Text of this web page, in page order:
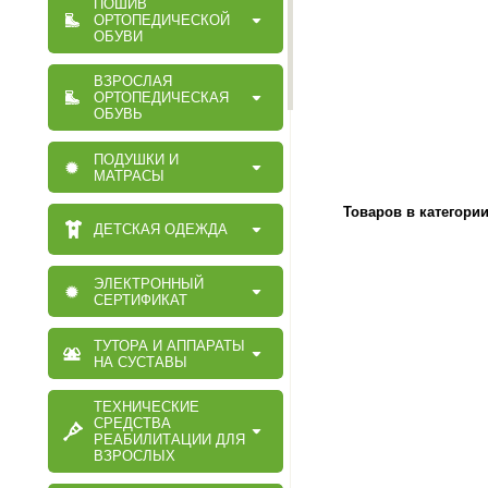
ПОШИВ
ОРТОПЕДИЧЕСКОЙ
ОБУВИ
ВЗРОСЛАЯ
ОРТОПЕДИЧЕСКАЯ
ОБУВЬ
ПОДУШКИ И
МАТРАСЫ
ДЕТСКАЯ ОДЕЖДА
ЭЛЕКТРОННЫЙ
СЕРТИФИКАТ
ТУТОРА И АППАРАТЫ
НА СУСТАВЫ
ТЕХНИЧЕСКИЕ
СРЕДСТВА
РЕАБИЛИТАЦИИ ДЛЯ
ВЗРОСЛЫХ
Товаров в